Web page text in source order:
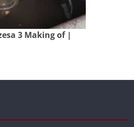
3 Making of |